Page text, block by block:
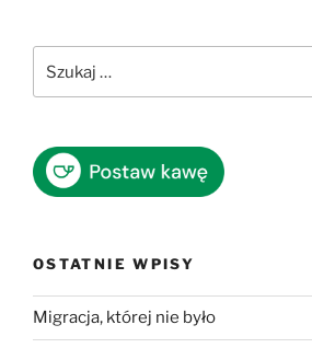
OSTATNIE WPISY
Migracja, której nie było